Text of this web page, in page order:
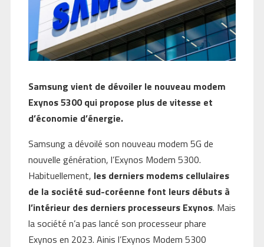
Samsung vient de dévoiler le nouveau modem
Exynos 5300 qui propose plus de vitesse et
d’économie d’énergie.
Samsung a dévoilé son nouveau modem 5G de
nouvelle génération, l’Exynos Modem 5300.
Habituellement, les derniers modems cellulaires
de la société sud-coréenne font leurs débuts à
l’intérieur des derniers processeurs Exynos. Mais
la société n’a pas lancé son processeur phare
Exynos en 2023. Ainis l’Exynos Modem 5300